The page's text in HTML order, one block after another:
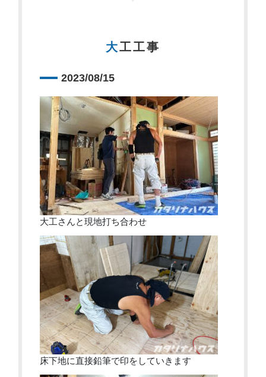
大工工事
2023/08/15
大工さんと現地打ち合わせ
床下地に直接鉛筆で印をしていきます